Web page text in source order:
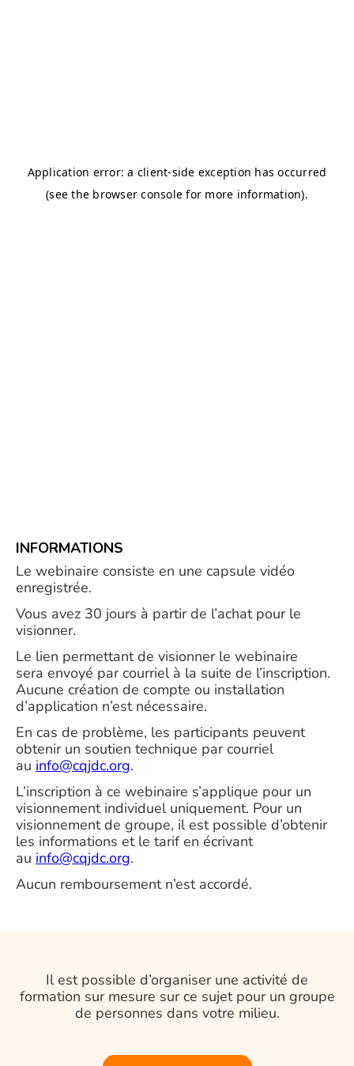
INFORMATIONS
Le webinaire consiste en une capsule vidéo
enregistrée.
Vous avez 30 jours à partir de l’achat pour le
visionner.
Le lien permettant de visionner le webinaire
sera envoyé par courriel à la suite de l’inscription.
Aucune création de compte ou installation
d’application n’est nécessaire.
En cas de problème, les participants peuvent
obtenir un soutien technique par courriel
au info@cqjdc.org.
L’inscription à ce webinaire s’applique pour un
visionnement individuel uniquement. Pour un
visionnement de groupe, il est possible d’obtenir
les informations et le tarif en écrivant
au info@cqjdc.org.
Aucun remboursement n’est accordé.
Il est possible d’organiser une activité de
formation sur mesure sur ce sujet pour un groupe
de personnes dans votre milieu.